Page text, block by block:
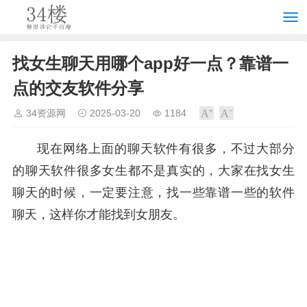
找女生聊天用哪个app好一点？靠谱一
点的交友软件分享
34资源网 2025-03-20 1184
现在网络上面的聊天软件有很多，不过大部分
的聊天软件很多女生都不是真实的，大家在找女生
聊天的时候，一定要注意，找一些靠谱一些的软件
聊天，这样你才能找到女朋友。